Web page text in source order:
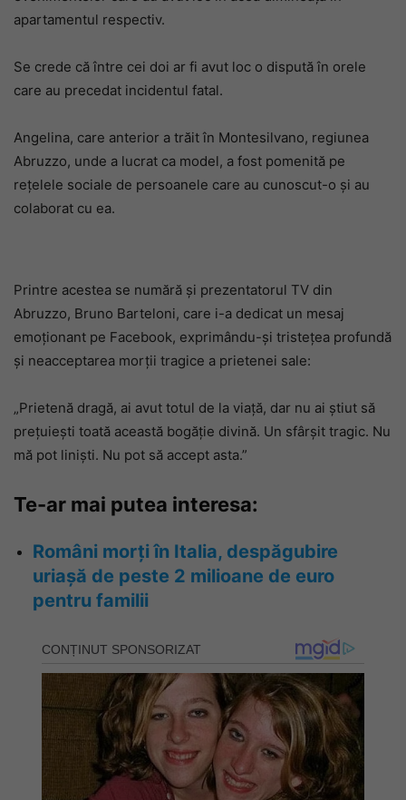
apartamentul respectiv.
Se crede că între cei doi ar fi avut loc o dispută în orele
care au precedat incidentul fatal.
Angelina, care anterior a trăit în Montesilvano, regiunea
Abruzzo, unde a lucrat ca model, a fost pomenită pe
rețelele sociale de persoanele care au cunoscut-o și au
colaborat cu ea.
Printre acestea se numără și prezentatorul TV din
Abruzzo, Bruno Barteloni, care i-a dedicat un mesaj
emoționant pe Facebook, exprimându-și tristețea profundă
și neacceptarea morții tragice a prietenei sale:
„Prietenă dragă, ai avut totul de la viață, dar nu ai știut să
prețuiești toată această bogăție divină. Un sfârșit tragic. Nu
mă pot liniști. Nu pot să accept asta.”
Te-ar mai putea interesa:
Români morți în Italia, despăgubire
uriașă de peste 2 milioane de euro
pentru familii